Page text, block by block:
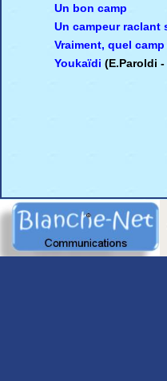
Un bon camp
Un campeur raclant
Vraiment, quel
Youkaïdi (E.Paroldi